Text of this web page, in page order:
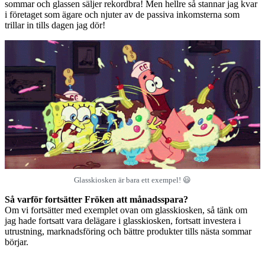
sommar och glassen säljer rekordbra! Men hellre så stannar jag kvar
i företaget som ägare och njuter av de passiva inkomsterna som
trillar in tills dagen jag dör!
Glasskiosken är bara ett exempel! 😃
Så varför fortsätter Fröken att månadsspara?
Om vi fortsätter med exemplet ovan om glasskiosken, så tänk om
jag hade fortsatt vara delägare i glasskiosken, fortsatt investera i
utrustning, marknadsföring och bättre produkter tills nästa sommar
börjar.